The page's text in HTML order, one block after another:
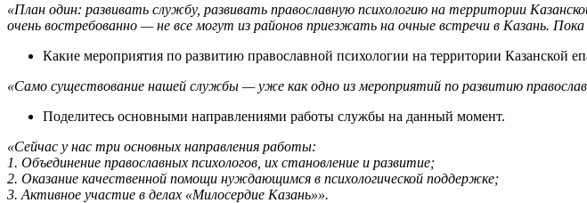
«План один: развивать службу, развивать православную психологию на территории
очень востребованно — не все могут из районов приезжать на очные встречи в Казань.
Какие мероприятия по развитию православной психологии на территории Казанской
«Само существование нашей службы — уже как одно из мероприятий по развитию
Поделитесь основными направлениями работы службы на данный момент.
«Сейчас у нас три основных направления работы:
1. Объединение православных психологов, их становление и развитие;
2. Оказание качественной помощи нуждающимся в психологической поддержке;
3. Активное участие в делах «Милосердие Казань»».